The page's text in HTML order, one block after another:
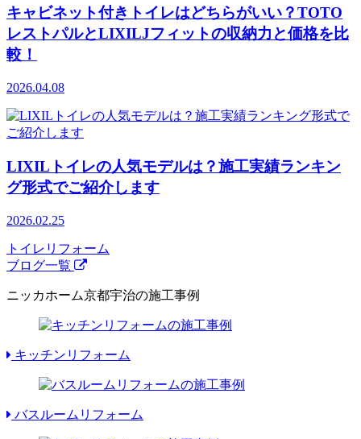
キャビネット付きトイレはどちらがいい？TOTO
レストパルとLIXILJフィットの収納力と価格を比
較！
2026.04.08
LIXILトイレの人気モデルは？施工実績ランキン
グ形式でご紹介します
2026.02.25
トイレリフォーム
ブログ一覧
ニッカホーム京都宇治の施工事例
キッチンリフォーム
バスルームリフォーム